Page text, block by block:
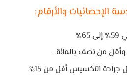
الإحصائيات والأرقام:
من نصف بالمائة.
التخسيس أقل من 15٪.